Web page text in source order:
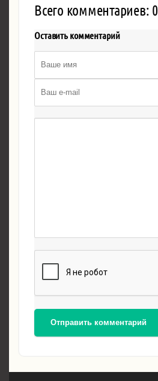
Всего комментариев: 0
Оставить комментарий
Отправить комментарий